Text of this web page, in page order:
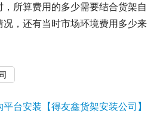
所算费用的多少需要结合货架自
，还有当时市场环境费用多少来
台安装【得友鑫货架安装公司】